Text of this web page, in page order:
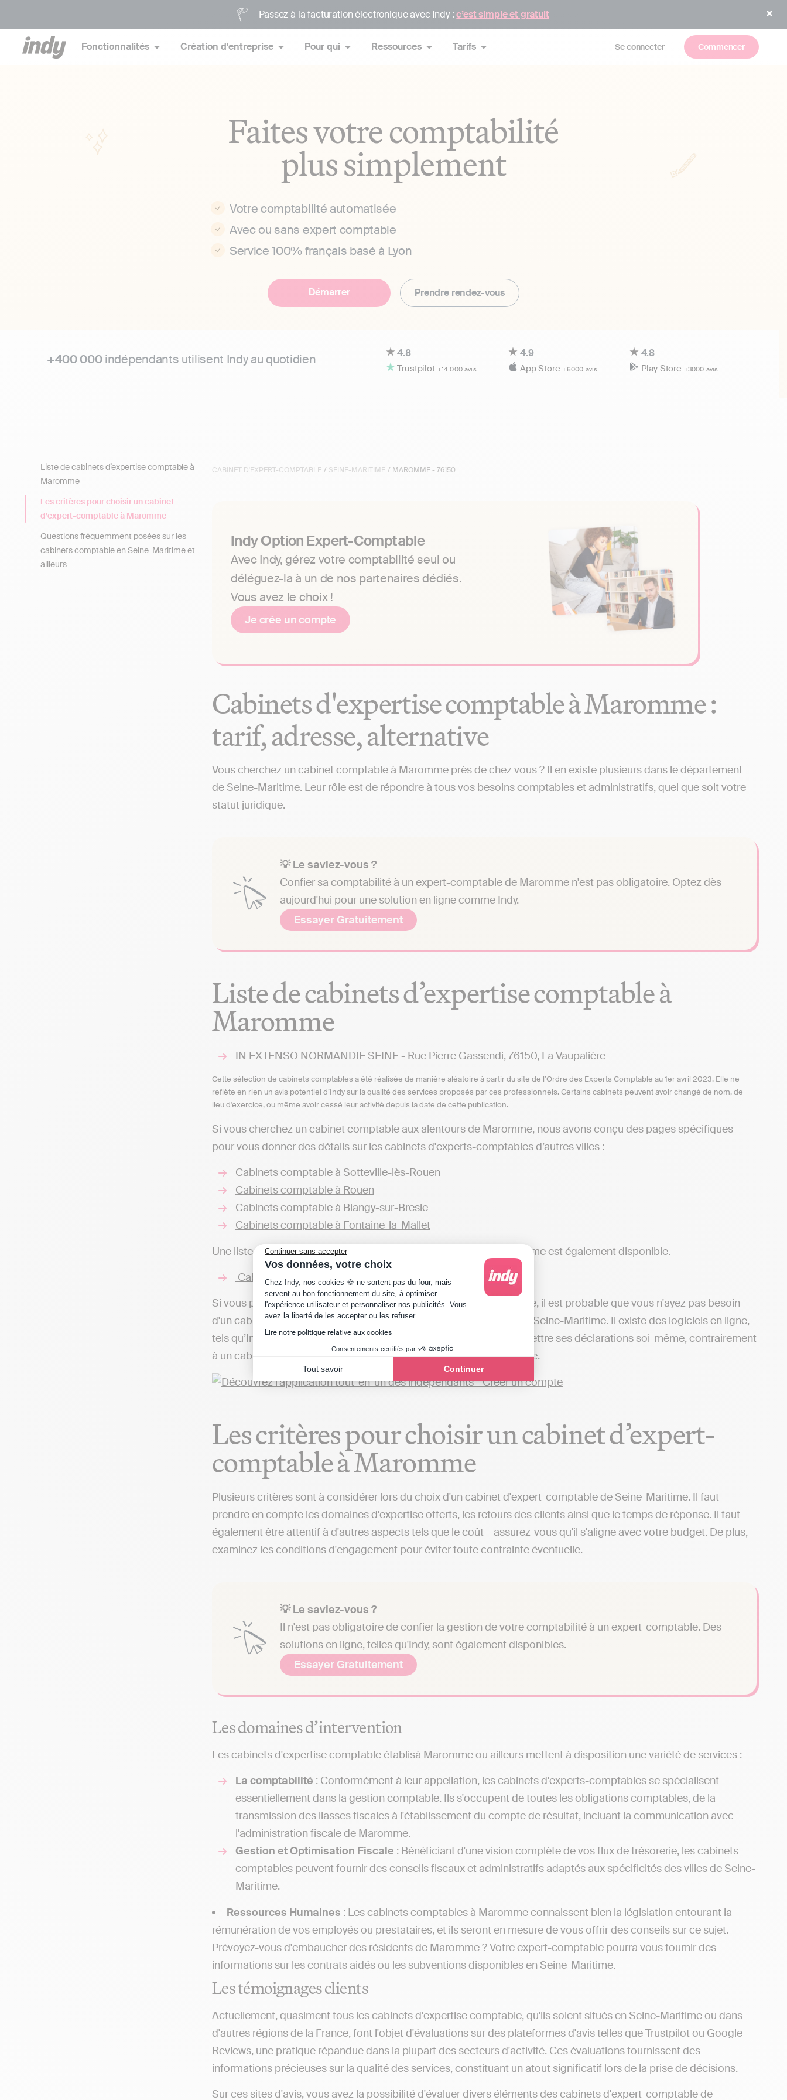
Continuer sans accepter
Vos données, votre choix
Plateforme de Gestion du Consentement : Personnalisez vos Options
Chez Indy, nos cookies 🍪 ne sortent pas du four, mais
servent au bon fonctionnement du site, à optimiser
l'expérience utilisateur et personnaliser nos publicités. Vous
avez la liberté de les accepter ou les refuser.
Lire notre politique relative aux cookies
Consentements certifiés par
Tout savoir Continuer
Axeptio consent
Passez à la facturation électronique avec Indy :c’est simple et gratuit
Fonctionnalités Création d'entreprise Pour qui Ressources Tarifs Se connecter Commencer
Faites votre comptabilité
plus simplement
Votre comptabilité automatisée
Avec ou sans expert comptable
Service 100% français basé à Lyon
Démarrer Prendre rendez-vous
+400 000indépendants utilisent Indy au quotidien 4.8
Trustpilot +14 000 avis
4.9
App Store+6000 avis
4.8
Play Store +3000 avis
CABINET D'EXPERT-COMPTABLE / SEINE-MARITIME / MAROMME - 76150
Indy Option Expert-Comptable
Avec Indy, gérez votre comptabilité seul ou
déléguez-la à un de nos partenaires dédiés.
Vous avez le choix !
Je crée un compte
Cabinets d'expertise comptable à Maromme :
tarif, adresse, alternative
Vous cherchez un cabinet comptable à Maromme près de chez vous ? Il en existe plusieurs dans le département
de Seine-Maritime. Leur rôle est de répondre à tous vos besoins comptables et administratifs, quel que soit votre
statut juridique.
💡 Le saviez-vous ?
Confier sa comptabilité à un expert-comptable de Maromme n'est pas obligatoire. Optez dès
aujourd'hui pour une solution en ligne comme Indy.
Essayer Gratuitement
Liste de cabinets d’expertise comptable à
Maromme
IN EXTENSO NORMANDIE SEINE - Rue Pierre Gassendi, 76150, La Vaupalière
Cette sélection de cabinets comptables a été réalisée de manière aléatoire à partir du site de l’Ordre des Experts Comptable au 1er avril 2023. Elle ne
reflète en rien un avis potentiel d’Indy sur la qualité des services proposés par ces professionnels. Certains cabinets peuvent avoir changé de nom, de
lieu d'exercice, ou même avoir cessé leur activité depuis la date de cette publication.
Si vous cherchez un cabinet comptable aux alentours de Maromme, nous avons conçu des pages spécifiques
pour vous donner des détails sur les cabinets d'experts-comptables d’autres villes :
Cabinets comptable à Sotteville-lès-Rouen
Cabinets comptable à Rouen
Cabinets comptable à Blangy-sur-Bresle
Cabinets comptable à Fontaine-la-Mallet
Une liste de cabinets présents dans le département de Seine-Maritime est également disponible.
Cabinets comptable en Seine-Maritime
Si vous préférez tenir votre comptabilité en ligne en toute autonomie, il est probable que vous n'ayez pas besoin
d'un cabinet comptable près de chez vous, dans le département de Seine-Maritime. Il existe des logiciels en ligne,
tels qu’Indy, qui permettent d’automatiser sa comptabilité et transmettre ses déclarations soi-même, contrairement
à un cabinet comptable qui réalisent toutes ces actions à votre place.
Les critères pour choisir un cabinet d’expert-
comptable à Maromme
Plusieurs critères sont à considérer lors du choix d'un cabinet d'expert-comptable de Seine-Maritime. Il faut
prendre en compte les domaines d'expertise offerts, les retours des clients ainsi que le temps de réponse. Il faut
également être attentif à d'autres aspects tels que le coût – assurez-vous qu'il s'aligne avec votre budget. De plus,
examinez les conditions d'engagement pour éviter toute contrainte éventuelle.
💡 Le saviez-vous ?
Il n'est pas obligatoire de confier la gestion de votre comptabilité à un expert-comptable. Des
solutions en ligne, telles qu'Indy, sont également disponibles.
Essayer Gratuitement
Les domaines d’intervention
Les cabinets d'expertise comptable établisà Maromme ou ailleurs mettent à disposition une variété de services :
La comptabilité : Conformément à leur appellation, les cabinets d'experts-comptables se spécialisent
essentiellement dans la gestion comptable. Ils s'occupent de toutes les obligations comptables, de la
transmission des liasses fiscales à l'établissement du compte de résultat, incluant la communication avec
l'administration fiscale de Maromme.
Gestion et Optimisation Fiscale : Bénéficiant d'une vision complète de vos flux de trésorerie, les cabinets
comptables peuvent fournir des conseils fiscaux et administratifs adaptés aux spécificités des villes de Seine-
Maritime.
Ressources Humaines : Les cabinets comptables à Maromme connaissent bien la législation entourant la
rémunération de vos employés ou prestataires, et ils seront en mesure de vous offrir des conseils sur ce sujet.
Prévoyez-vous d'embaucher des résidents de Maromme ? Votre expert-comptable pourra vous fournir des
informations sur les contrats aidés ou les subventions disponibles en Seine-Maritime.
Les témoignages clients
Actuellement, quasiment tous les cabinets d'expertise comptable, qu'ils soient situés en Seine-Maritime ou dans
d'autres régions de la France, font l'objet d'évaluations sur des plateformes d'avis telles que Trustpilot ou Google
Reviews, une pratique répandue dans la plupart des secteurs d'activité. Ces évaluations fournissent des
informations précieuses sur la qualité des services, constituant un atout significatif lors de la prise de décisions.
Sur ces sites d'avis, vous avez la possibilité d'évaluer divers éléments des cabinets d'expert-comptable de
Liste de cabinets d’expertise comptable à
Maromme
Les critères pour choisir un cabinet
d’expert-comptable à Maromme
Questions fréquemment posées sur les
cabinets comptable en Seine-Maritime et
ailleurs